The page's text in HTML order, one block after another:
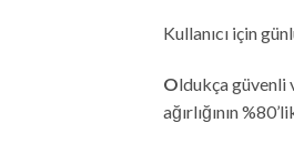
Kullanıcı için
Oldukça güvenli
ağırlığının